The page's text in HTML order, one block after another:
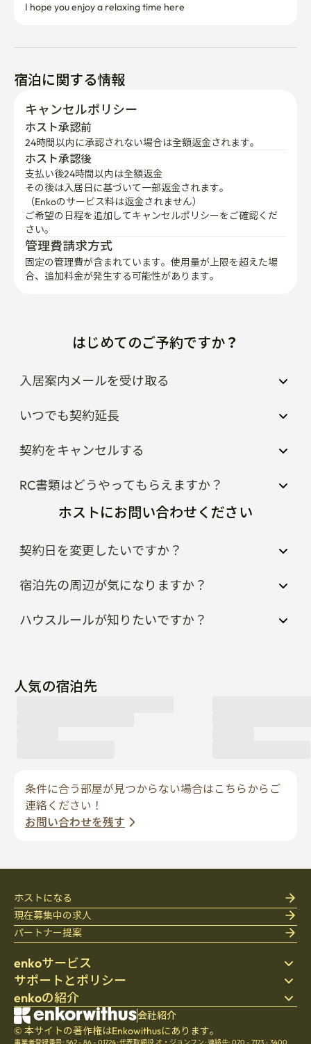
I hope you enjoy a relaxing time here
宿泊に関する情報
キャンセルポリシー
ホスト承認前
24時間以内に承認されない場合は全額返金されます。
ホスト承認後
支払い後24時間以内は全額返金
その後は入居日に基づいて一部返金されます。
（Enkoのサービス料は返金されません）
ご希望の日程を追加してキャンセルポリシーをご確認くだ
さい。
管理費請求方式
固定の管理費が含まれています。使用量が上限を超えた場
合、追加料金が発生する可能性があります。
はじめてのご予約ですか？
入居案内メールを受け取る
いつでも契約延長
契約をキャンセルする
RC書類はどうやってもらえますか？
ホストにお問い合わせください
契約日を変更したいですか？
宿泊先の周辺が気になりますか？
ハウスルールが知りたいですか？
人気の宿泊先
条件に合う部屋が見つからない場合はこちらからご
連絡ください！
お問い合わせを残す
enkoサービス
ステイ先を探す
寝具
ブログ
ヘルプセンター
サポートとポリシー
個人情報保護方針
利用規約
キャンセル・返金ポリシー
enkoの紹介
会社紹介
採用
ホストになる
現在募集中の求人
パートナー提案
会社紹介
© 本サイトの著作権はEnkowithusにあります。